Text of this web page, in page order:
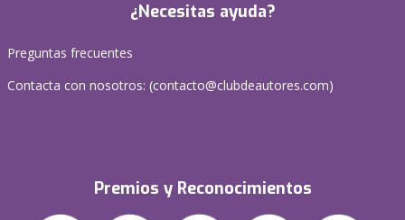
¿Necesitas ayuda?
Preguntas frecuentes
Contacta con nosotros: (contacto@clubdeautores.com)
Premios y Reconocimientos